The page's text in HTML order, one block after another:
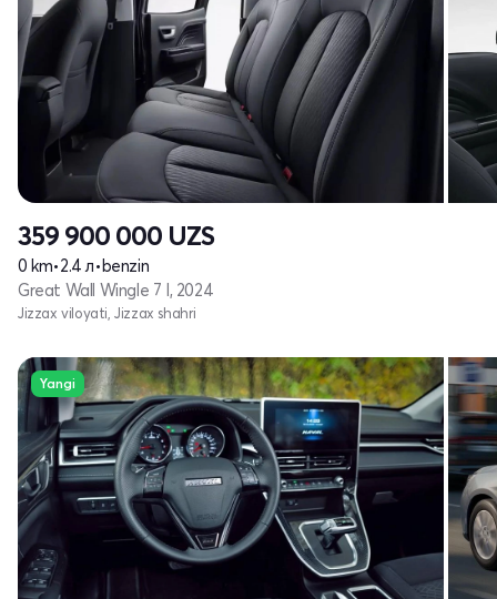
359 900 000 UZS
0 km•2.4 л•benzin
Great Wall Wingle 7 I, 2024
Jizzax viloyati, Jizzax shahri
Yangi